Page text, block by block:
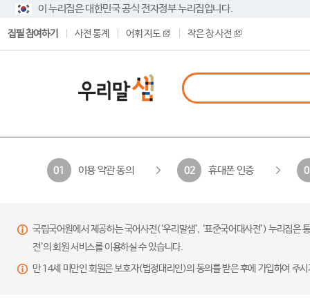
이 누리집은 대한민국 공식 전자정부 누리집입니다.
집필 참여하기 사전 통계 어휘 지도 작은 창 사전
01 이용 약관 동의 02 휴대폰 인증
국립국어원에서 제공하는 국어사전(‘우리말샘’, ‘표준국어대사전’) 누리집
전’의 회원 서비스를 이용하실 수 있습니다.
만 14세 미만인 회원은 보호자(법정대리인)의 동의를 받은 후에 가입하여 주